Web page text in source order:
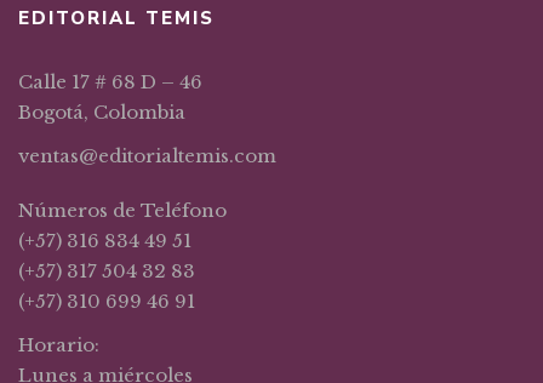
EDITORIAL TEMIS
Calle 17 # 68 D – 46
Bogotá, Colombia
ventas@editorialtemis.com
Números de Teléfono
(+57) 316 834 49 51
(+57) 317 504 32 83
(+57) 310 699 46 91
Horario:
Lunes a miércoles